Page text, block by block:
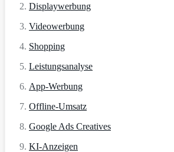
Displaywerbung
Videowerbung
Shopping
Leistungsanalyse
App-Werbung
Offline-Umsatz
Google Ads Creatives
KI-Anzeigen